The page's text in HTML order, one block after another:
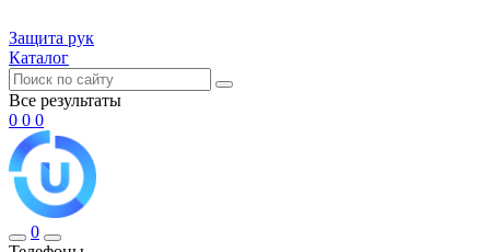
Защита рук
Каталог
Все результаты
0 0 0
0